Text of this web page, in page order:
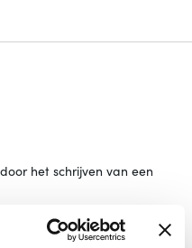
het schrijven van een